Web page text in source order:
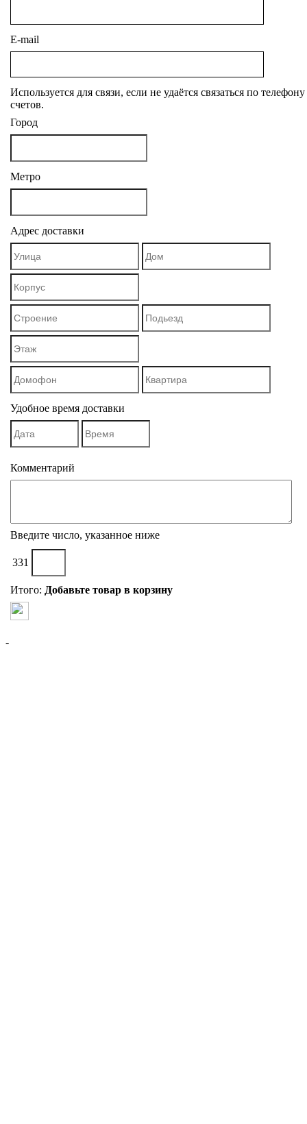
E-mail
Используется для связи, если не удаётся связаться по
счетов.
Город
Метро
Адрес доставки
Удобное время доставки
Комментарий
Введите число, указанное ниже
331
Итого: Добавьте товар в корзину
-